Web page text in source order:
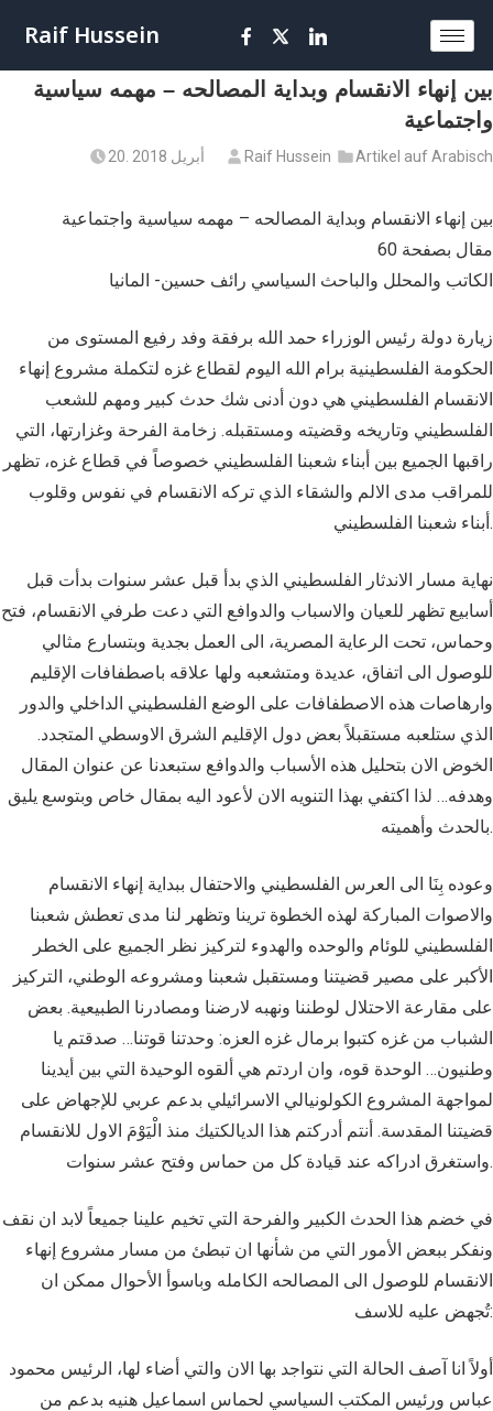
Raif Hussein
بين إنهاء الانقسام وبداية المصالحه – مهمه سياسية
واجتماعية
20. أبريل 2018 Raif Hussein Artikel auf Arabisch
بين إنهاء الانقسام وبداية المصالحه – مهمه سياسية واجتماعية
مقال بصفحة 60
الكاتب والمحلل والباحث السياسي رائف حسين- المانيا
زيارة دولة رئيس الوزراء حمد الله برفقة وفد رفيع المستوى من
الحكومة الفلسطينية برام الله اليوم لقطاع غزه لتكملة مشروع إنهاء
الانقسام الفلسطيني هي دون أدنى شك حدث كبير ومهم للشعب
الفلسطيني وتاريخه وقضيته ومستقبله. زخامة الفرحة وغزارتها، التي
راقبها الجميع بين أبناء شعبنا الفلسطيني خصوصاً في قطاع غزه، تظهر
للمراقب مدى الالم والشقاء الذي تركه الانقسام في نفوس وقلوب
أبناء شعبنا الفلسطيني.
نهاية مسار الاندثار الفلسطيني الذي بدأ قبل عشر سنوات بدأت قبل
أسابيع تظهر للعيان والاسباب والدوافع التي دعت طرفي الانقسام، فتح
وحماس، تحت الرعاية المصرية، الى العمل بجدية وبتسارع مثالي
للوصول الى اتفاق، عديدة ومتشعبه ولها علاقه باصطفافات الإقليم
وارهاصات هذه الاصطفافات على الوضع الفلسطيني الداخلي والدور
الذي ستلعبه مستقبلاً بعض دول الإقليم الشرق الاوسطي المتجدد.
الخوض الان بتحليل هذه الأسباب والدوافع ستبعدنا عن عنوان المقال
وهدفه… لذا اكتفي بهذا التنويه الان لأعود اليه بمقال خاص وبتوسع يليق
بالحدث وأهميته.
وعوده بِنَا الى العرس الفلسطيني والاحتفال ببداية إنهاء الانقسام
والاصوات المباركة لهذه الخطوة ترينا وتظهر لنا مدى تعطش شعبنا
الفلسطيني للوئام والوحده والهدوء لتركيز نظر الجميع على الخطر
الأكبر على مصير قضيتنا ومستقبل شعبنا ومشروعه الوطني، التركيز
على مقارعة الاحتلال لوطننا ونهبه لارضنا ومصادرنا الطبيعية. بعض
الشباب من غزه كتبوا برمال غزه العزه: وحدتنا قوتنا… صدقتم يا
وطنيون… الوحدة قوه، وان اردتم هي ألقوه الوحيدة التي بين أيدينا
لمواجهة المشروع الكولونيالي الاسرائيلي بدعم عربي للإجهاض على
قضيتنا المقدسة. أنتم أدركتم هذا الديالكتيك منذ الْيَوْمَ الاول للانقسام
واستغرق ادراكه عند قيادة كل من حماس وفتح عشر سنوات.
في خضم هذا الحدث الكبير والفرحة التي تخيم علينا جميعاً لابد ان نقف
ونفكر ببعض الأمور التي من شأنها ان تبطئ من مسار مشروع إنهاء
الانقسام للوصول الى المصالحه الكامله وباسوأ الأحوال ممكن ان
تُجهض عليه للاسف:
أولاً انا آصف الحالة التي نتواجد بها الان والتي أضاء لها، الرئيس محمود
عباس ورئيس المكتب السياسي لحماس اسماعيل هنيه بدعم من